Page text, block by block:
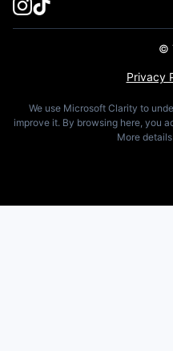
©
Privacy
We use Microsoft Clarity to
improve it. By browsing here, you
More